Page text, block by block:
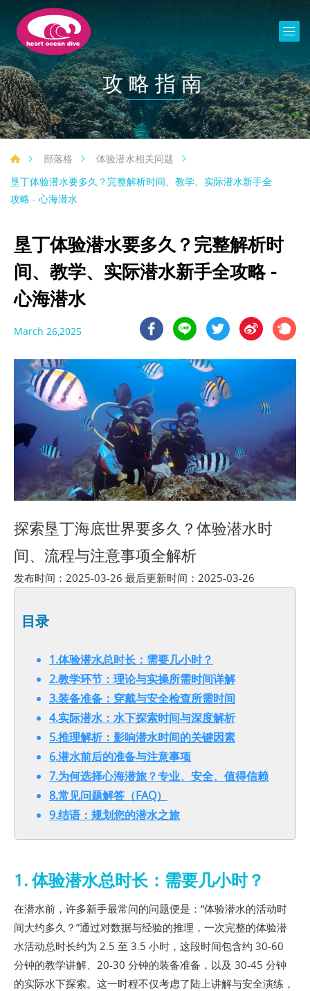
攻略指南
部落格
体验潜水相关问题
垦丁体验潜水要多久？完整解析时间、教学、实际潜水新手全
攻略 - 心海潜水
垦丁体验潜水要多久？完整解析时
间、教学、实际潜水新手全攻略 -
心海潜水
March 26,2025
探索垦丁海底世界要多久？体验潜水时
间、流程与注意事项全解析
发布时间：2025-03-26 最后更新时间：2025-03-26
目录
1.体验潜水总时长：需要几小时？
2.教学环节：理论与实操所需时间详解
3.装备准备：穿戴与安全检查所需时间
4.实际潜水：水下探索时间与深度解析
5.推理解析：影响潜水时间的关键因素
6.潜水前后的准备与注意事项
7.为何选择心海潜旅？专业、安全、值得信赖
8.常见问题解答（FAQ）
9.结语：规划您的潜水之旅
1. 体验潜水总时长：需要几小时？
在潜水前，许多新手最常问的问题便是：“体验潜水的活动时
间大约多久？”通过对数据与经验的推理，一次完整的体验潜
水活动总时长约为 2.5 至 3.5 小时，这段时间包含约 30-60
分钟的教学讲解、20-30 分钟的装备准备，以及 30-45 分钟
的实际水下探索。这一时程不仅考虑了陆上讲解与安全演练，